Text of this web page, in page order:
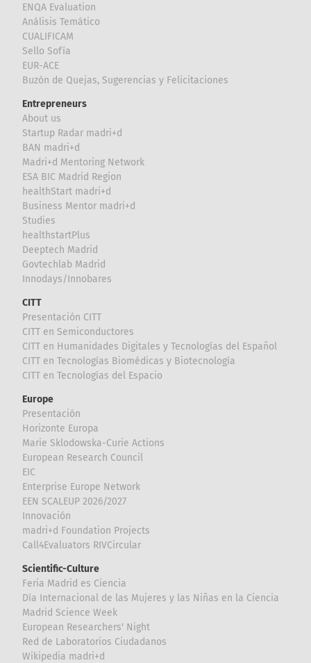
ENQA Evaluation
Análisis Temático
CUALIFICAM
Sello Sofía
EUR-ACE
Buzón de Quejas, Sugerencias y Felicitaciones
Entrepreneurs
About us
Startup Radar madri+d
BAN madri+d
Madri+d Mentoring Network
ESA BIC Madrid Region
healthStart madri+d
Business Mentor madri+d
Studies
healthstartPlus
Deeptech Madrid
Govtechlab Madrid
Innodays/Innobares
CITT
Presentación CITT
CITT en Semiconductores
CITT en Humanidades Digitales y Tecnologías del Español
CITT en Tecnologías Biomédicas y Biotecnología
CITT en Tecnologías del Espacio
Europe
Presentación
Horizonte Europa
Marie Sklodowska-Curie Actions
European Research Council
EIC
Enterprise Europe Network
EEN SCALEUP 2026/2027
Innovación
madri+d Foundation Projects
Call4Evaluators RIVCircular
Scientific-Culture
Feria Madrid es Ciencia
Día Internacional de las Mujeres y las Niñas en la Ciencia
Madrid Science Week
European Researchers' Night
Red de Laboratorios Ciudadanos
Wikipedia madri+d